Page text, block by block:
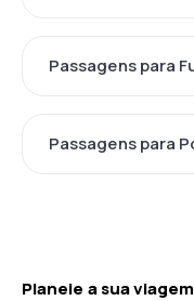
Passagens para
Passagens para
Planeie a sua viagem